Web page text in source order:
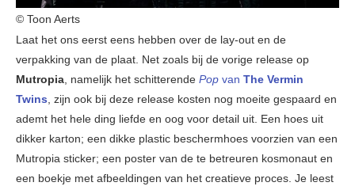
© Toon Aerts
Laat het ons eerst eens hebben over de lay-out en de
verpakking van de plaat. Net zoals bij de vorige release op
Mutropia , namelijk het schitterende Pop van The Vermin
Twins , zijn ook bij deze release kosten nog moeite gespaard en
ademt het hele ding liefde en oog voor detail uit. Een hoes uit
dikker karton; een dikke plastic beschermhoes voorzien van een
Mutropia sticker; een poster van de te betreuren kosmonaut en
een boekje met afbeeldingen van het creatieve proces. Je leest